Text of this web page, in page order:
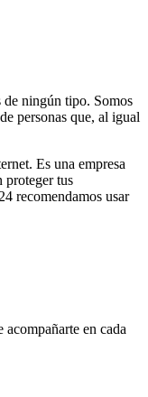
de ningún tipo. Somos
personas que, al igual
Es una empresa
proteger tus
recomendamos usar
en cada